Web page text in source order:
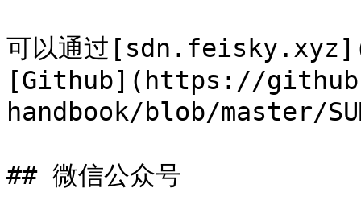
可以通过
[Github](https://
handbook/blob/master/
## 微信公众号